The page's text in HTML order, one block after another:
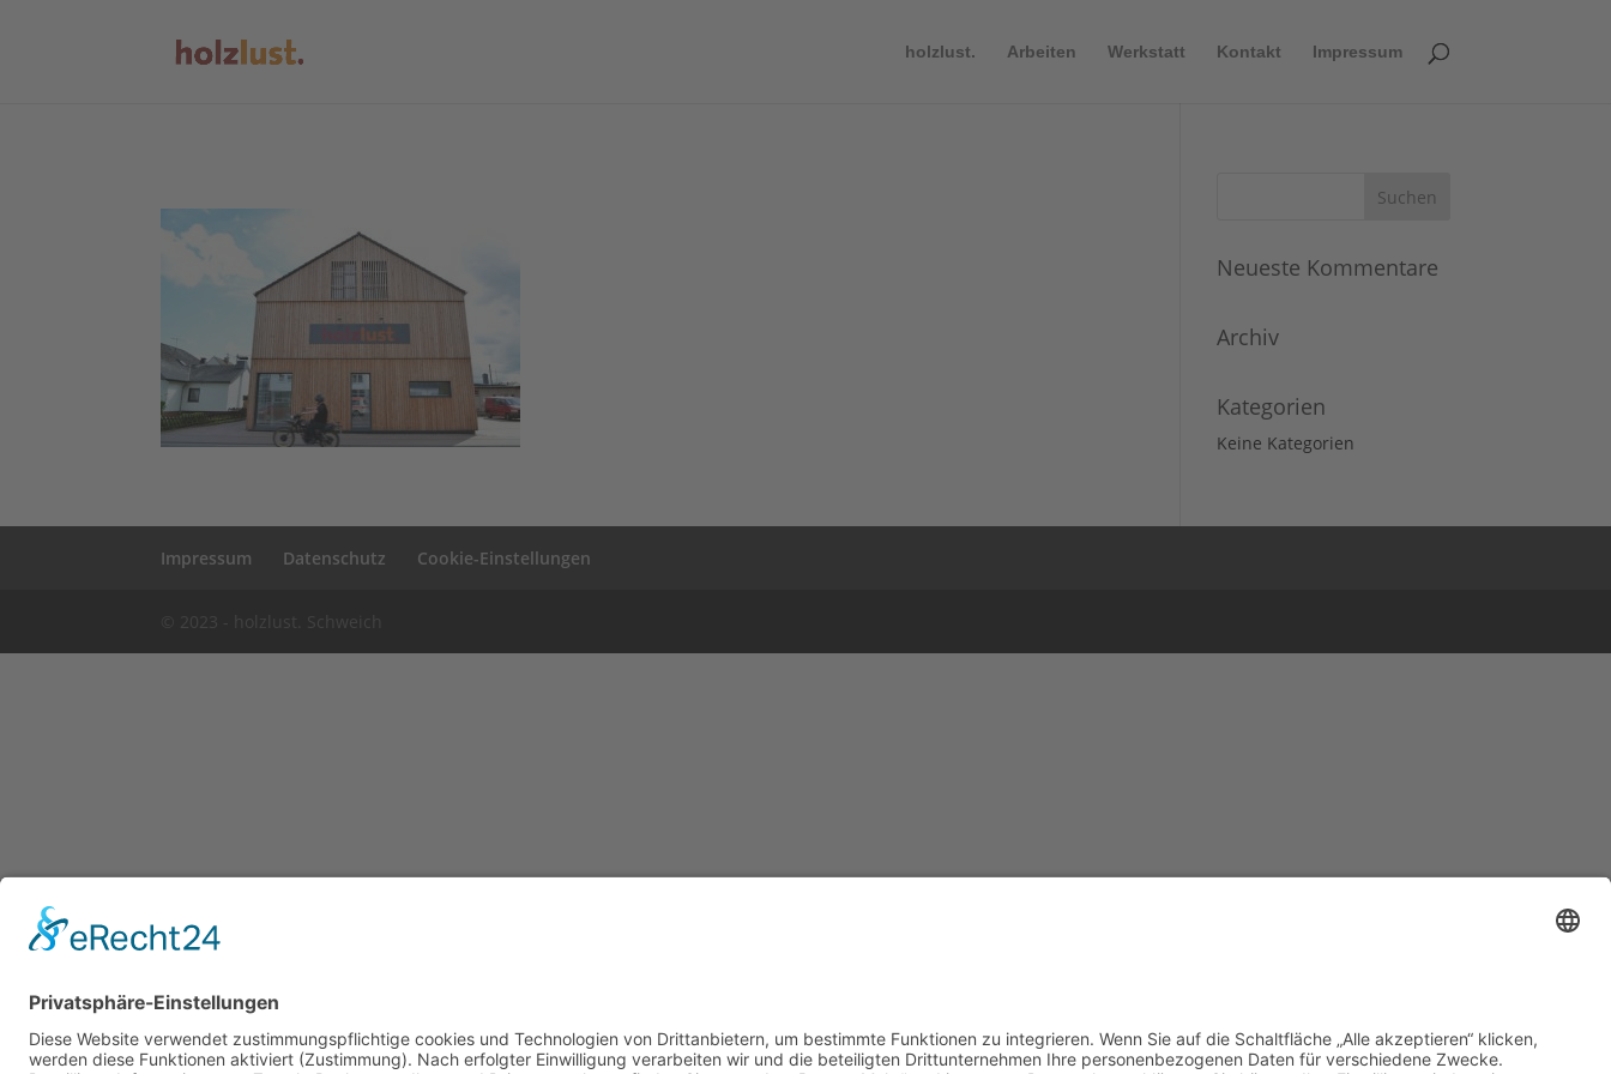
holzlust. Arbeiten Werkstatt Kontakt Impressum
Neueste Kommentare
Archiv
Kategorien
Keine Kategorien
Impressum Datenschutz Cookie-Einstellungen
© 2023 - holzlust. Schweich